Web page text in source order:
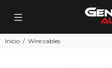
Inicio Wire cables